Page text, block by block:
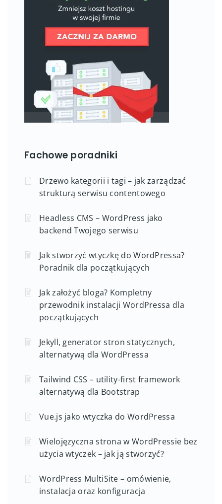
Fachowe poradniki
Drzewo kategorii i tagi – jak zarządzać
strukturą serwisu contentowego
Headless CMS – WordPress jako
backend Twojego serwisu
Jak stworzyć wtyczkę do WordPressa?
Poradnik dla początkujących
Jak założyć bloga? Kompletny
przewodnik instalacji WordPressa dla
początkujących
Jekyll, generator stron statycznych,
alternatywą dla WordPressa
Tailwind CSS – utility-first framework
alternatywą dla Bootstrap
Vue.js jako wtyczka do WordPressa
Wielojęzyczna strona w WordPressie bez
użycia wtyczek – jak ją stworzyć?
WordPress MultiSite – omówienie,
instalacja oraz konfiguracja